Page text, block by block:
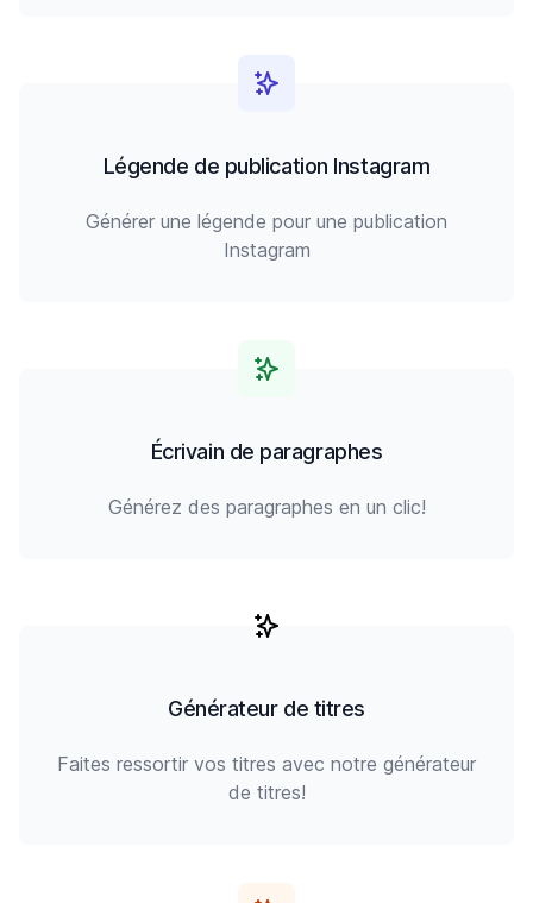
Légende de publication Instagram
Générer une légende pour une publication
Instagram
Écrivain de paragraphes
Générez des paragraphes en un clic!
Générateur de titres
Faites ressortir vos titres avec notre générateur
de titres!